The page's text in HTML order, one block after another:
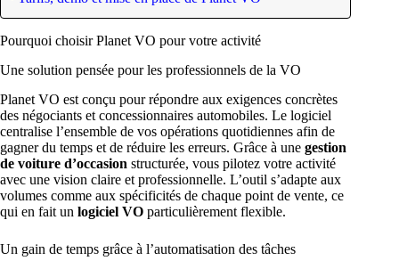
Pourquoi choisir Planet VO pour votre activité
Une solution pensée pour les professionnels de la VO
Planet VO est conçu pour répondre aux exigences concrètes
des négociants et concessionnaires automobiles. Le logiciel
centralise l’ensemble de vos opérations quotidiennes afin de
gagner du temps et de réduire les erreurs. Grâce à une gestion
de voiture d’occasion structurée, vous pilotez votre activité
avec une vision claire et professionnelle. L’outil s’adapte aux
volumes comme aux spécificités de chaque point de vente, ce
qui en fait un logiciel VO particulièrement flexible.
Un gain de temps grâce à l’automatisation des tâches